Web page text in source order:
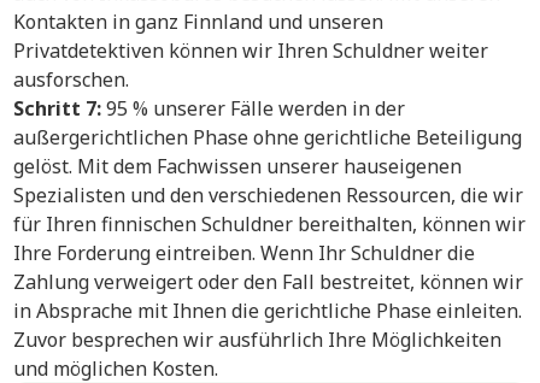
Kontakten in ganz Finnland und unseren
Privatdetektiven können wir Ihren Schuldner weiter
ausforschen.
Schritt 7:95 % unserer Fälle werden in der
außergerichtlichen Phase ohne gerichtliche Beteiligung
gelöst. Mit dem Fachwissen unserer hauseigenen
Spezialisten und den verschiedenen Ressourcen, die wir
für Ihren finnischen Schuldner bereithalten, können wir
Ihre Forderung eintreiben. Wenn Ihr Schuldner die
Zahlung verweigert oder den Fall bestreitet, können wir
in Absprache mit Ihnen die gerichtliche Phase einleiten.
Zuvor besprechen wir ausführlich Ihre Möglichkeiten
und möglichen Kosten.